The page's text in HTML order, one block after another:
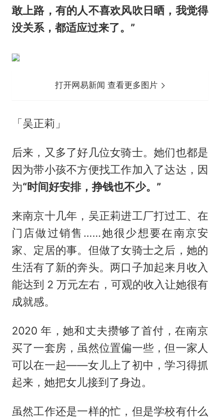
敢上路，有的人不喜欢风吹日晒，我觉得
没关系，都适应过来了。”
打开网易新闻 查看更多图片
「吴正莉」
后来，又多了好几位女骑士。她们也都是
因为带小孩不方便找工作加入了达达，因
为“时间好安排，挣钱也不少。”
来南京十几年，吴正莉进工厂打过工、在
门店做过销售……她很少想要在南京安
家、定居的事。但做了女骑士之后，她的
生活有了新的奔头。两口子加起来月收入
能达到 2 万元左右，可观的收入让她很有
成就感。
2020 年，她和丈夫攒够了首付，在南京
买了一套房，虽然位置偏一些，但一家人
可以在一起——女儿上了初中，学习得抓
起来，她把女儿接到了身边。
虽然工作还是一样的忙，但是学校有什么